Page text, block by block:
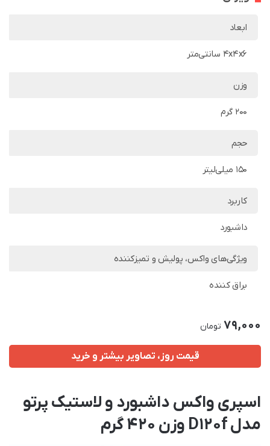
ابعاد
4x4x6 سانتی‌متر
وزن
200 گرم
حجم
150 میلی‌لیتر
کاربرد
داشبورد
ویژگی‌های واکس، پولیش و تمیزکننده
براق کننده
79,000 تومان
قیمت روز، تصاویر بیشتر و خرید
اسپری واکس داشبورد و لاستیک پرتو
مدل D120f وزن 420 گرم